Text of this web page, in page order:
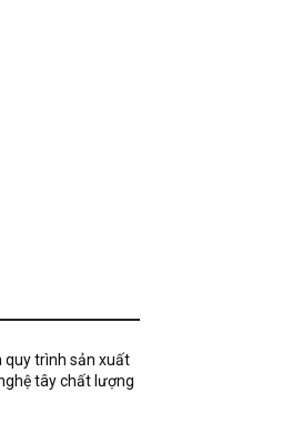
quy trình sản xuất
tây chất lượng